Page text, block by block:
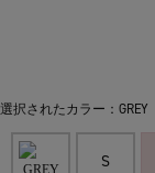
選択されたカラー：GREY
S